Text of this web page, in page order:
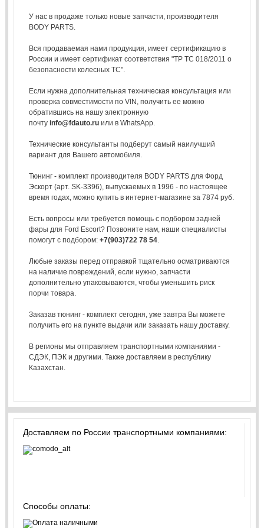
У нас в продаже только новые запчасти, производителя
BODY PARTS.
Вся продаваемая нами продукция, имеет сертификацию в
России и имеет сертификат соответствия "ТР ТС 018/2011 о
безопасности колесных ТС".
Если нужна дополнительная техническая консультация или
проверка совместимости по VIN, получить ее можно
обратившись на нашу электронную
почту info@fdauto.ruили в WhatsApp.
Технические консультанты подберут самый наилучший
вариант для Вашего автомобиля.
Тюнинг - комплект производителя BODY PARTS для Форд
Эскорт (арт. SK-3396), выпускаемых в 1996 - по настоящее
время годах, можно купить в интернет-магазине за 7874 руб.
Есть вопросы или требуется помощь с подбором задней
фары для Ford Escort? Позвоните нам, наши специалисты
помогут с подбором: +7(903)722 78 54.
Любые заказы перед отправкой тщательно осматриваются
на наличие повреждений, если нужно, запчасти
дополнительно упаковываются, чтобы уменьшить риск
порчи товара.
Заказав тюнинг - комплект сегодня, уже завтра Вы можете
получить его на пункте выдачи или заказать нашу доставку.
В регионы мы отправляем транспортными компаниями -
СДЭК, ПЭК и другими. Также доставляем в республику
Казахстан.
Доставляем по России транспортными компаниями:
Способы оплаты: